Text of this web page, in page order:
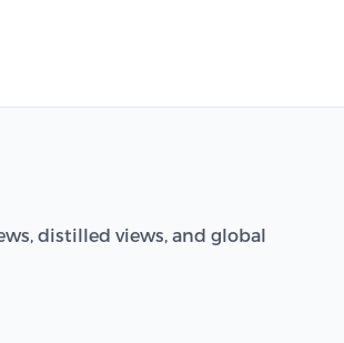
distilled views, and global